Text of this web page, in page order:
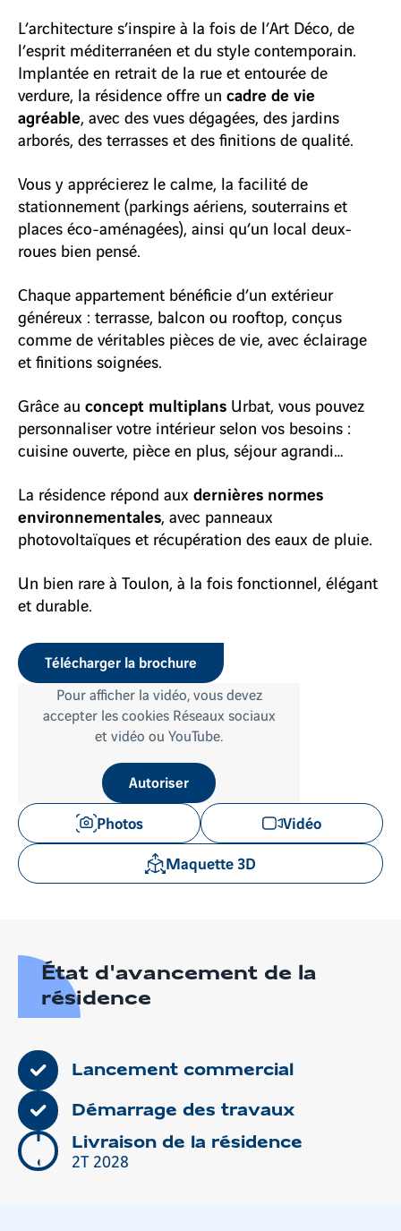
L’architecture s’inspire à la fois de l’Art Déco, de
l’esprit méditerranéen et du style contemporain.
Implantée en retrait de la rue et entourée de
verdure, la résidence offre un cadre de vie
agréable, avec des vues dégagées, des jardins
arborés, des terrasses et des finitions de qualité.
Vous y apprécierez le calme, la facilité de
stationnement (parkings aériens, souterrains et
places éco-aménagées), ainsi qu’un local deux-
roues bien pensé.
Chaque appartement bénéficie d’un extérieur
généreux : terrasse, balcon ou rooftop, conçus
comme de véritables pièces de vie, avec éclairage
et finitions soignées.
Grâce au concept multiplans Urbat, vous pouvez
personnaliser votre intérieur selon vos besoins :
cuisine ouverte, pièce en plus, séjour agrandi…
La résidence répond aux dernières normes
environnementales, avec panneaux
photovoltaïques et récupération des eaux de pluie.
Un bien rare à Toulon, à la fois fonctionnel, élégant
et durable.
Télécharger la brochure
Pour afficher la vidéo, vous devez
accepter les cookies Réseaux sociaux
et vidéo ou YouTube.
Autoriser
Photos
Vidéo
Maquette 3D
État d'avancement de la
résidence
Lancement commercial
Démarrage des travaux
Livraison de la résidence
2T 2028